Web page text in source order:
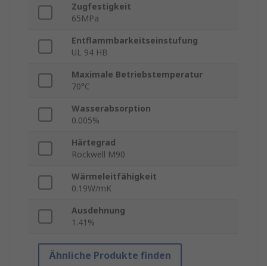
Zugfestigkeit
65MPa
Entflammbarkeitseinstufung
UL 94 HB
Maximale Betriebstemperatur
70°C
Wasserabsorption
0.005%
Härtegrad
Rockwell M90
Wärmeleitfähigkeit
0.19W/mK
Ausdehnung
1.41%
Ähnliche Produkte finden